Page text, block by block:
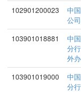
102901200023
中
公
103901018881
中
分
外
103901019000
中
分